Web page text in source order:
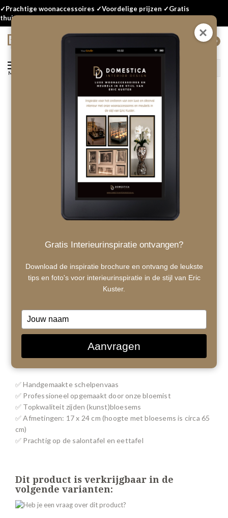
✓Prachtige woonaccessoires ✓Voordelige prijzen ✓Gratis
thuisbezorgd
Menu
Schelpenvaas met bloesem
fuchsia roze - bruin 17x24 cm
Laat als eerste een review achter!
€195,00
✅ Handgemaakte schelpenvaas
✅ Professioneel opgemaakt door onze bloemist
✅ Topkwaliteit zijden (kunst)bloesems
✅ Afmetingen: 17 x 24 cm (hoogte met bloesems is circa 65
cm)
✅ Prachtig op de salontafel en eettafel
Dit product is verkrijgbaar in de
volgende varianten:
Gratis Interieurinspiratie ontvangen?
Download de inspiratie brochure en ontvang de leukste
tips en foto's voor interieurinspiratie in de stijl van Eric
Kuster.
Type
your
name
Aanvragen